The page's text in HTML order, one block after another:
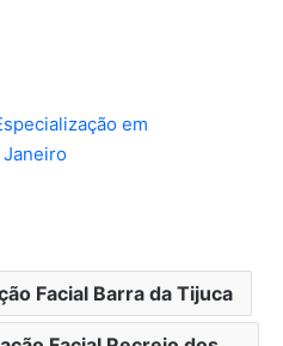
em
Janeiro
Facial Barra da Tijuca